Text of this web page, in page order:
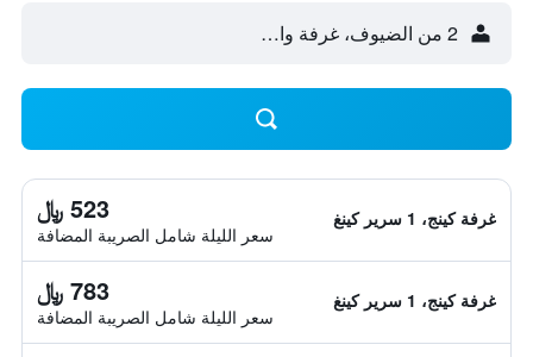
2 من الضيوف، غرفة واحدة
غرفة كينج، 1 سرير كينغ 523 ﷼
سعر الليلة شامل الصريبة المضافة
غرفة كينج، 1 سرير كينغ 783 ﷼
سعر الليلة شامل الصريبة المضافة